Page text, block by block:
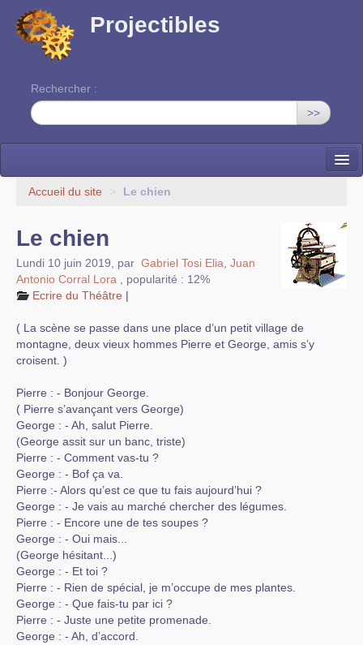
Projectibles
Rechercher :
>>
La ruche
EDITO
Accueil du site > Le chien
Le chien
Lundi 10 juin 2019 par Gabriel Tosi Elia Juan
Antonio Corral Lora
popularité : 12%
Ecrire du Théâtre |
( La scène se passe dans une place d’un petit village de
montagne, deux vieux hommes Pierre et George, amis s’y
croisent. )
Pierre : - Bonjour George.
( Pierre s’avançant vers George)
George : - Ah, salut Pierre.
(George assit sur un banc, triste)
Pierre : - Comment vas-tu ?
George : - Bof ça va.
Pierre :- Alors qu’est ce que tu fais aujourd’hui ?
George : - Je vais au marché chercher des légumes.
Pierre : - Encore une de tes soupes ?
George : - Oui mais...
(George hésitant...)
George : - Et toi ?
Pierre : - Rien de spécial, je m’occupe de mes plantes.
George : - Que fais-tu par ici ?
Pierre : - Juste une petite promenade.
George : - Ah, d’accord.